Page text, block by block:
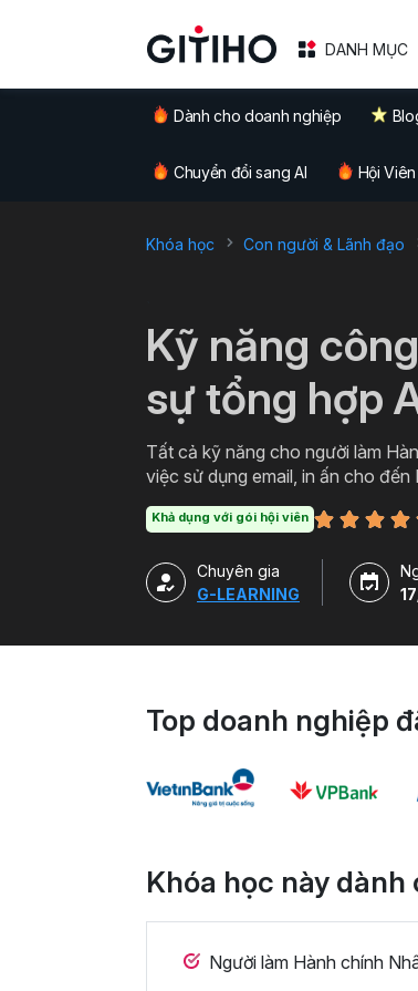
DANH MỤC
Dành cho doanh nghiệp
Chuyển đổi sang AI Hội
Khóa học Con người & Lãnh đạo
Kỹ năng
sự tổng hợp
Tất cả kỹ năng cho người làm
việc sử dụng email, in ấn cho
Khả dụng với gói hội viên
Chuyên gia
G-LEARNING
Top doanh nghiệp
Khóa học này dành
Người làm Hành chính